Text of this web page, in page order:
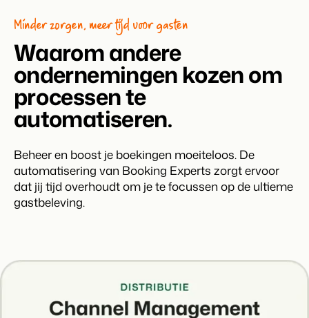
BEX Overzicht
Ontdek de eindeloze mogelijkheden van het Booking
Experts Platform.
Voor Vakantieparken
Ontdek de voordelen van Booking Experts voor
Vakantieparken.
Ontdek de voordelen van Booking Experts voor Concerns &
Groepen.
Neem contact op
Over ons
Leer de mensen achter Booking Experts kennen
transformeren tot
Minder zorgen, meer tijd voor gasten
Waarom andere
ondernemingen kozen om
processen te
automatiseren.
Beheer en boost je boekingen moeiteloos. De
automatisering van Booking Experts zorgt ervoor
dat jij tijd overhoudt om je te focussen op de ultieme
gastbeleving.